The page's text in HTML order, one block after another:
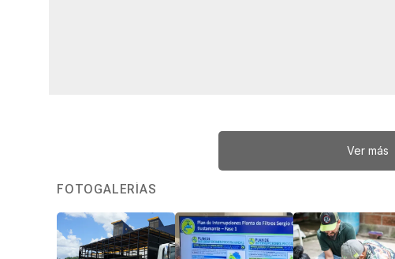
Ver más
FOTOGALERÍAS